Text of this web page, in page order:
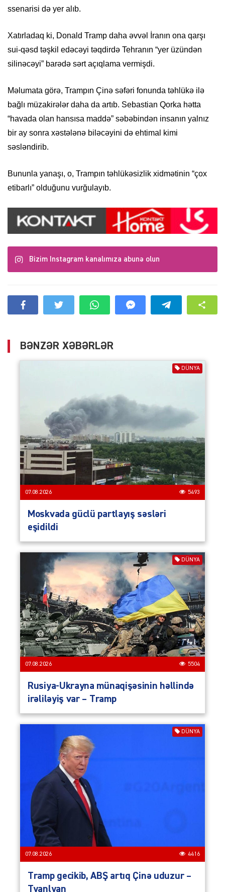
ssenarisi də yer alıb.
Xatırladaq ki, Donald Tramp daha əvvəl İranın ona qarşı
sui-qəsd təşkil edəcəyi təqdirdə Tehranın “yer üzündən
silinəcəyi” barədə sərt açıqlama vermişdi.
Məlumata görə, Trampın Çinə səfəri fonunda təhlükə ilə
bağlı müzakirələr daha da artıb. Sebastian Qorka hətta
“havada olan hansısa maddə” səbəbindən insanın yalnız
bir ay sonra xəstələnə biləcəyini də ehtimal kimi
səsləndirib.
Bununla yanaşı, o, Trampın təhlükəsizlik xidmətinin “çox
etibarlı” olduğunu vurğulayıb.
Bizim Instagram kanalımıza abunə olun
BƏNZƏR XƏBƏRLƏR
DÜNYA
07.08.2026 5493
Moskvada güclü partlayış səsləri
eşidildi
DÜNYA
07.08.2026 5504
Rusiya-Ukrayna münaqişəsinin həllində
irəliləyiş var – Tramp
DÜNYA
07.08.2026 4416
Tramp gecikib, ABŞ artıq Çinə uduzur –
Tyanlyan